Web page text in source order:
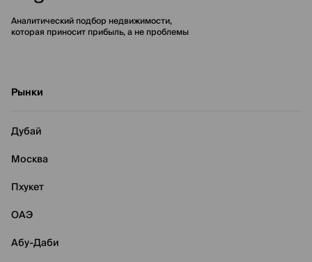
Аналитический подбор недвижимости,
которая приносит прибыль, а не проблемы
Рынки
Дубай
Москва
Пхукет
ОАЭ
Абу-Даби